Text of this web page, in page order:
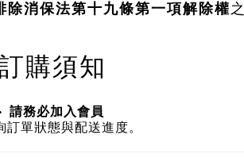
除消保法第十九條第一項解除權
購須知
請務必加入會員
訂單狀態與配送進度。